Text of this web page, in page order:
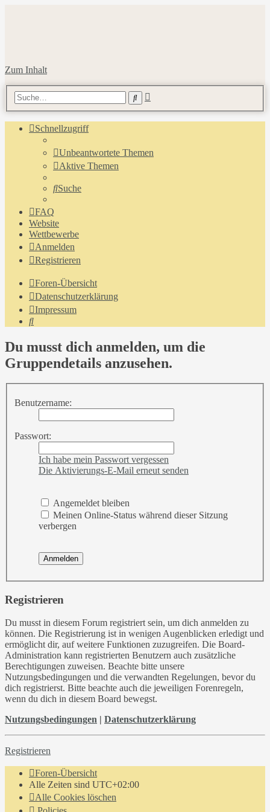
Zum Inhalt
Suche
Schnellzugriff
Unbeantwortete Themen
Aktive Themen
Suche
FAQ
Website
Wettbewerbe
Anmelden
Registrieren
Foren-Übersicht
Datenschutzerklärung
Impressum
Suche
Du musst dich anmelden, um die
Gruppendetails anzusehen.
Benutzername:
Passwort:
Ich habe mein Passwort vergessen
Die Aktivierungs-E-Mail erneut senden
Angemeldet bleiben
Meinen Online-Status während dieser Sitzung
verbergen
Registrieren
Du musst in diesem Forum registriert sein, um dich anmelden zu
können. Die Registrierung ist in wenigen Augenblicken erledigt und
ermöglicht dir, auf weitere Funktionen zuzugreifen. Die Board-
Administration kann registrierten Benutzern auch zusätzliche
Berechtigungen zuweisen. Beachte bitte unsere
Nutzungsbedingungen und die verwandten Regelungen, bevor du
dich registrierst. Bitte beachte auch die jeweiligen Forenregeln,
wenn du dich in diesem Board bewegst.
Nutzungsbedingungen | Datenschutzerklärung
Registrieren
Foren-Übersicht
Alle Zeiten sind UTC+02:00
Alle Cookies löschen